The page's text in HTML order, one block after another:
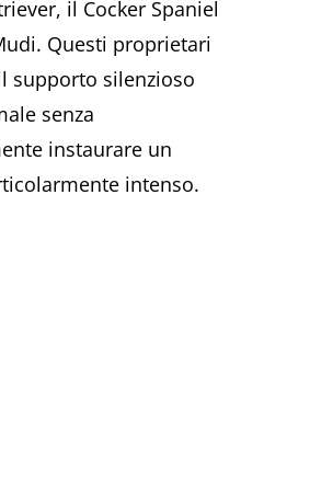
il Cocker Spaniel
Questi proprietari
supporto silenzioso
senza
instaurare un
intenso.